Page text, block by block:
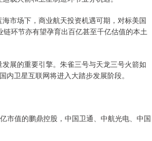
市场下，商业航天投资机遇可期，对标美国
环节亦有望孕育出百亿甚至千亿估值的本土
展的重要引擎。朱雀三号与天龙三号火箭如
卫星互联网将进入大踏步发展阶段。
值的鹏鼎控股，中国卫通、中航光电、中国